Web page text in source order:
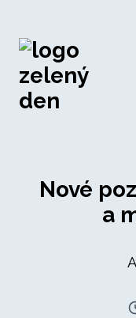
Nové
a